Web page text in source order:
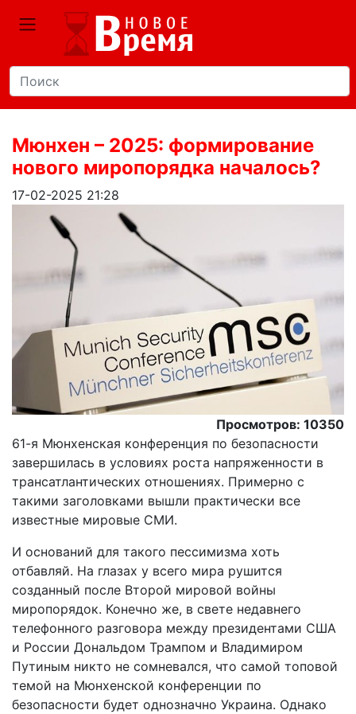
Мюнхен – 2025: формирование
нового миропорядка началось?
17-02-2025 21:28
Просмотров: 10350
61-я Мюнхенская конференция по безопасности
завершилась в условиях роста напряженности в
трансатлантических отношениях. Примерно с
такими заголовками вышли практически все
известные мировые СМИ.
И оснований для такого пессимизма хоть
отбавляй. На глазах у всего мира рушится
созданный после Второй мировой войны
миропорядок. Конечно же, в свете недавнего
телефонного разговора между президентами США
и России Дональдом Трампом и Владимиром
Путиным никто не сомневался, что самой топовой
темой на Мюнхенской конференции по
безопасности будет однозначно Украина. Однако